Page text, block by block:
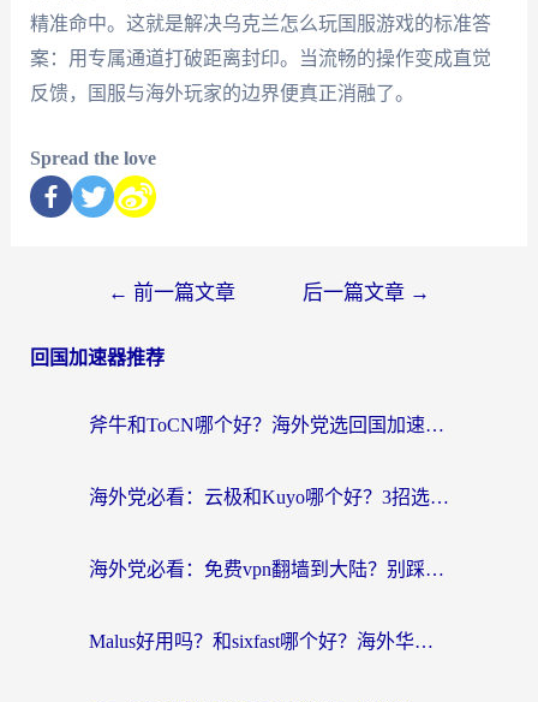
精准命中。这就是解决乌克兰怎么玩国服游戏的标准答
案：用专属通道打破距离封印。当流畅的操作变成直觉
反馈，国服与海外玩家的边界便真正消融了。
Spread the love
← 前一篇文章 后一篇文章 →
回国加速器推荐
斧牛和ToCN哪个好？海外党选回国加速器的避坑指南（附免费工具推荐）
海外党必看：云极和Kuyo哪个好？3招选对回国加速器，无缝刷国内资源
海外党必看：免费vpn翻墙到大陆？别踩坑！教你选对回国加速器无缝追剧玩游戏
Malus好用吗？和sixfast哪个好？海外华人亲测3款热门回国加速器，附排名指南